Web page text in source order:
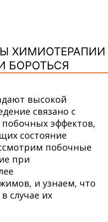
ХИМИОТЕРАПИИ
БОРОТЬСЯ
высокой
связано с
эффектов,
состояние
побочные
при
и узнаем, что
случае их